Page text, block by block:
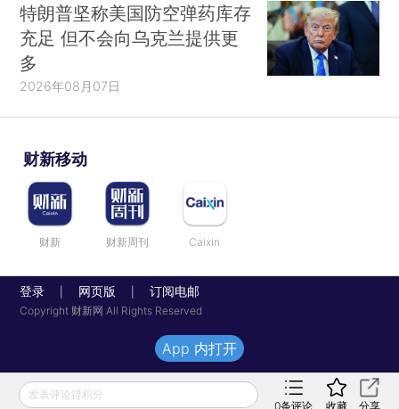
特朗普坚称美国防空弹药库存
充足 但不会向乌克兰提供更
多
2026年08月07日
财新移动
财新 财新周刊 Caixin
登录 网页版 订阅电邮
Copyright 财新网 All Rights Reserved
发表评论得积分
0条评论 收藏 分享
App 内打开